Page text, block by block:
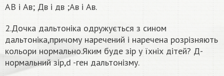
АВ і Ав; Дв і дв ;Ав і Ав.
2.Дочка дальтоніка одружується з сином
дальтоніка,причому наречений і наречена розрізняють
кольори нормально.Яким буде зір у їхніх дітей? Д-
нормальний зір,d -ген дальтонізму.